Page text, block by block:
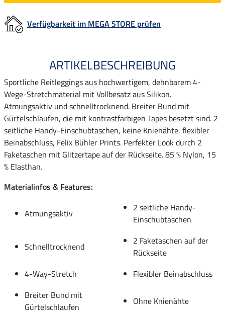
Verfügbarkeit im MEGA STORE prüfen
ARTIKELBESCHREIBUNG
Sportliche Reitleggings aus hochwertigem, dehnbarem 4-
Wege-Stretchmaterial mit Vollbesatz aus Silikon.
Atmungsaktiv und schnelltrocknend. Breiter Bund mit
Gürtelschlaufen, die mit kontrastfarbigen Tapes besetzt sind. 2
seitliche Handy-Einschubtaschen, keine Knienähte, flexibler
Beinabschluss, Felix Bühler Prints. Perfekter Look durch 2
Faketaschen mit Glitzertape auf der Rückseite. 85 % Nylon, 15
% Elasthan.
Materialinfos & Features:
Atmungsaktiv
2 seitliche Handy-
Einschubtaschen
Schnelltrocknend
2 Faketaschen auf der
Rückseite
4-Way-Stretch
Flexibler Beinabschluss
Breiter Bund mit
Gürtelschlaufen
Ohne Knienähte